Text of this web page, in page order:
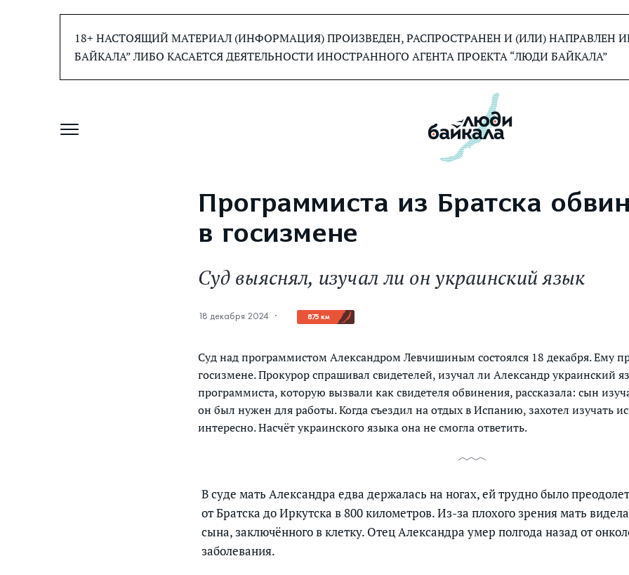
18+ НАСТОЯЩИЙ МАТЕРИАЛ (ИНФОРМАЦИЯ) ПРОИЗВЕДЕН, РАСПРОСТРАНЕН И (ИЛИ)
БАЙКАЛА” ЛИБО КАСАЕТСЯ ДЕЯТЕЛЬНОСТИ ИНОСТРАННОГО АГЕНТА ПРОЕКТА “ЛЮДИ БАЙКАЛА”
Программиста из Братска
в госизмене
Суд выяснял, изучал ли он украинский язык
18 декабря 2024 · 875 км
Суд над программистом Александром Левчишиным состоялся 18 декабря. Ему
госизмене. Прокурор спрашивал свидетелей, изучал ли Александр украинский
программиста, которую вызвали как свидетеля обвинения, рассказала: сын
он был нужен для работы. Когда съездил на отдых в Испанию, захотел изучать
интересно. Насчёт украинского языка она не смогла ответить.
В суде мать Александра едва держалась на ногах, ей трудно было
от Братска до Иркутска в 800 километров. Из-за плохого зрения мать
сына, заключённого в клетку. Отец Александра умер полгода назад от
заболевания.